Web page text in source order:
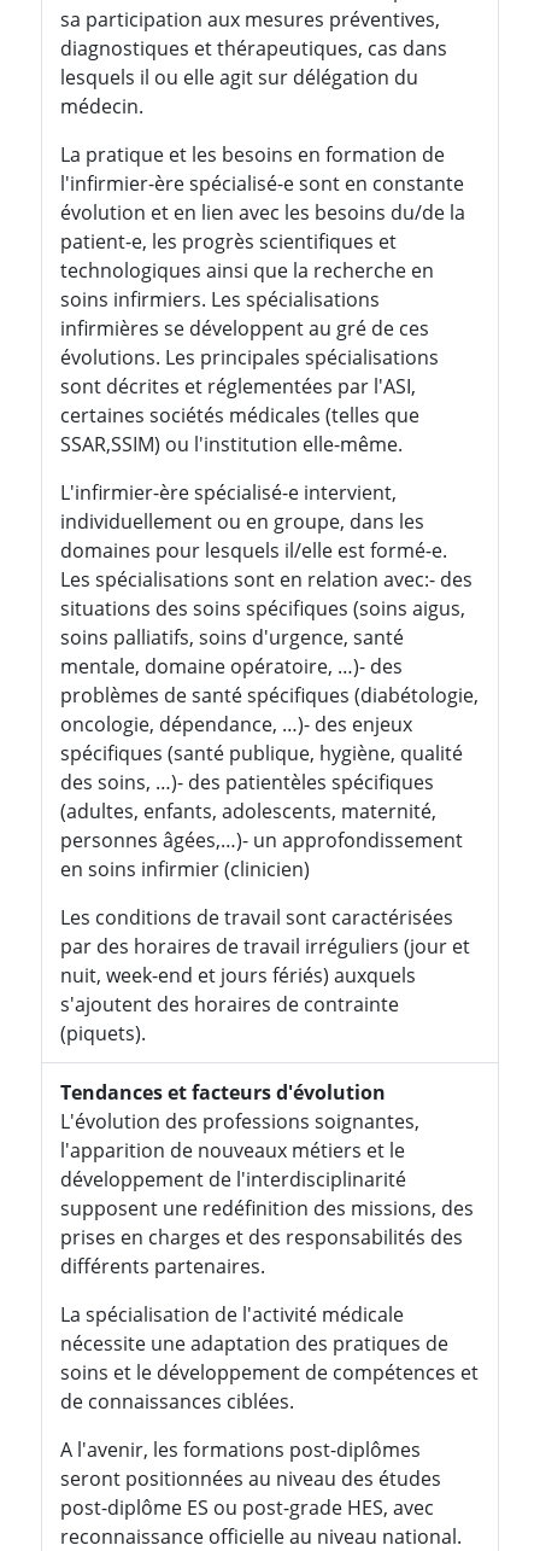
sa participation aux mesures préventives,
diagnostiques et thérapeutiques, cas dans
lesquels il ou elle agit sur délégation du
médecin.
La pratique et les besoins en formation de
l'infirmier-ère spécialisé-e sont en constante
évolution et en lien avec les besoins du/de la
patient-e, les progrès scientifiques et
technologiques ainsi que la recherche en
soins infirmiers. Les spécialisations
infirmières se développent au gré de ces
évolutions. Les principales spécialisations
sont décrites et réglementées par l'ASI,
certaines sociétés médicales (telles que
SSAR,SSIM) ou l'institution elle-même.
L'infirmier-ère spécialisé-e intervient,
individuellement ou en groupe, dans les
domaines pour lesquels il/elle est formé-e.
Les spécialisations sont en relation avec:- des
situations des soins spécifiques (soins aigus,
soins palliatifs, soins d'urgence, santé
mentale, domaine opératoire, …)- des
problèmes de santé spécifiques (diabétologie,
oncologie, dépendance, …)- des enjeux
spécifiques (santé publique, hygiène, qualité
des soins, …)- des patientèles spécifiques
(adultes, enfants, adolescents, maternité,
personnes âgées,…)- un approfondissement
en soins infirmier (clinicien)
Les conditions de travail sont caractérisées
par des horaires de travail irréguliers (jour et
nuit, week-end et jours fériés) auxquels
s'ajoutent des horaires de contrainte
(piquets).
Tendances et facteurs d'évolution
L'évolution des professions soignantes,
l'apparition de nouveaux métiers et le
développement de l'interdisciplinarité
supposent une redéfinition des missions, des
prises en charges et des responsabilités des
différents partenaires.
La spécialisation de l'activité médicale
nécessite une adaptation des pratiques de
soins et le développement de compétences et
de connaissances ciblées.
A l'avenir, les formations post-diplômes
seront positionnées au niveau des études
post-diplôme ES ou post-grade HES, avec
reconnaissance officielle au niveau national.